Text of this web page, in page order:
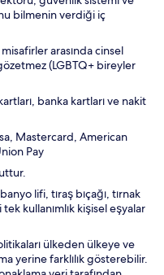
bilmenin verdiği iç
arasında cinsel
(LGBTQ+ bireyler
banka kartları ve nakit
Mastercard, American
Pay
lifi, tıraş bıçağı, tırnak
kullanımlık kişisel eşyalar
ülkeden ülkeye ve
yerine farklılık gösterebilir.